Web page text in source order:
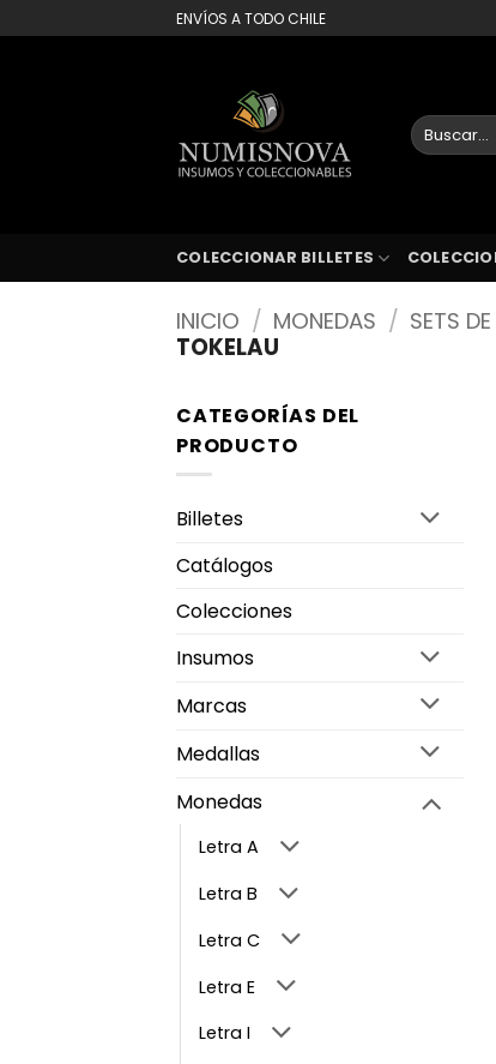
al
ENVÍOS A TODO CHILE
Buscar
por:
COLECCIONAR BILLETES
INICIO / MONEDAS / SETS
TOKELAU
CATEGORÍAS DEL
PRODUCTO
Billetes
Catálogos
Colecciones
Insumos
Marcas
Medallas
Monedas
Letra A
Letra B
Letra C
Letra E
Letra I